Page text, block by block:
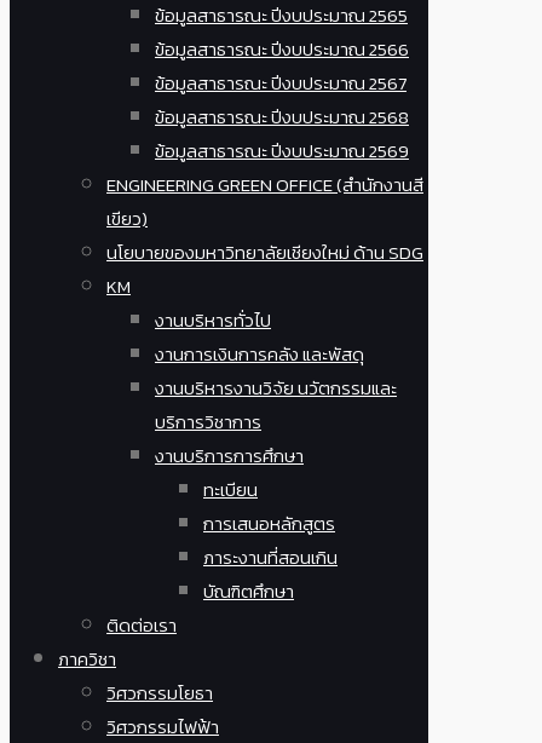
ข้อมูลสาธารณะ ปีงบประมาณ 2565
ข้อมูลสาธารณะ ปีงบประมาณ 2566
ข้อมูลสาธารณะ ปีงบประมาณ 2567
ข้อมูลสาธารณะ ปีงบประมาณ 2568
ข้อมูลสาธารณะ ปีงบประมาณ 2569
ENGINEERING GREEN OFFICE (สำนักงานสี
เขียว)
นโยบายของมหาวิทยาลัยเชียงใหม่ ด้าน SDG
KM
งานบริหารทั่วไป
งานการเงินการคลัง และพัสดุ
งานบริหารงานวิจัย นวัตกรรมและ
บริการวิชาการ
งานบริการการศึกษา
ทะเบียน
การเสนอหลักสูตร
ภาระงานที่สอนเกิน
บัณฑิตศึกษา
ติดต่อเรา
ภาควิชา
วิศวกรรมโยธา
วิศวกรรมไฟฟ้า